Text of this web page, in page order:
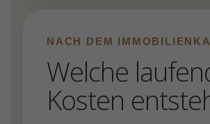
NACH DEM
Welche
Kosten